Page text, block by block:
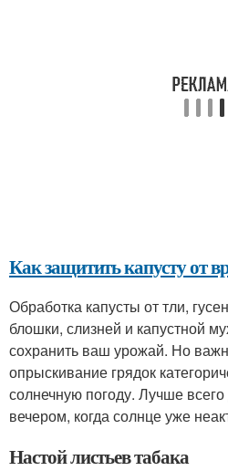
Как защитить капусту от
Обработка капусты от тли,
блошки, слизней и капустной
сохранить ваш урожай. Но
опрыскивание грядок
солнечную погоду. Лучше всего
вечером, когда солнце уже
Настой листьев табака